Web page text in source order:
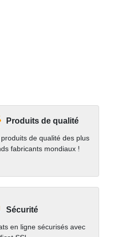
Produits de qualité
produits de qualité des plus
fabricants mondiaux !
Sécurité
en ligne sécurisés avec